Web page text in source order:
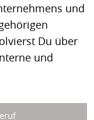
und
Du über
und